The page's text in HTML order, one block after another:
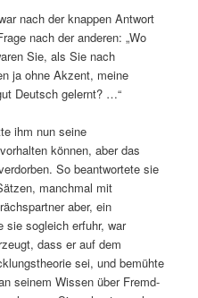
nach der knappen Antwort
nach der anderen: „Wo
Sie, als Sie nach
ja ohne Akzent, meine
Deutsch gelernt? …“
ihm nun seine
können, aber das
So beantwortete sie
manchmal mit
aber, ein
sie sogleich erfuhr, war
dass er auf dem
sei, und bemühte
seinem Wissen über Fremd-